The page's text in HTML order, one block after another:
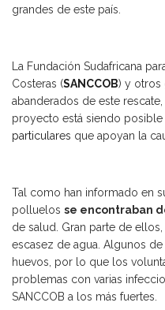
grandes de este país.
La Fundación Sudafricana
Costeras (SANCCOB) y otros
abanderados de este
proyecto está siendo posible
particulares que apoyan la
Tal como han informado en
polluelos se encontraban
de salud. Gran parte de
escasez de agua. Algunos
huevos, por lo que los
problemas con varias
SANCCOB a los más fuertes.